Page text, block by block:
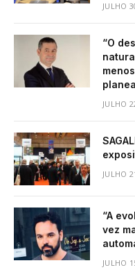
JULHO
“O
JULHO
JULHO
“A
vez
JULHO